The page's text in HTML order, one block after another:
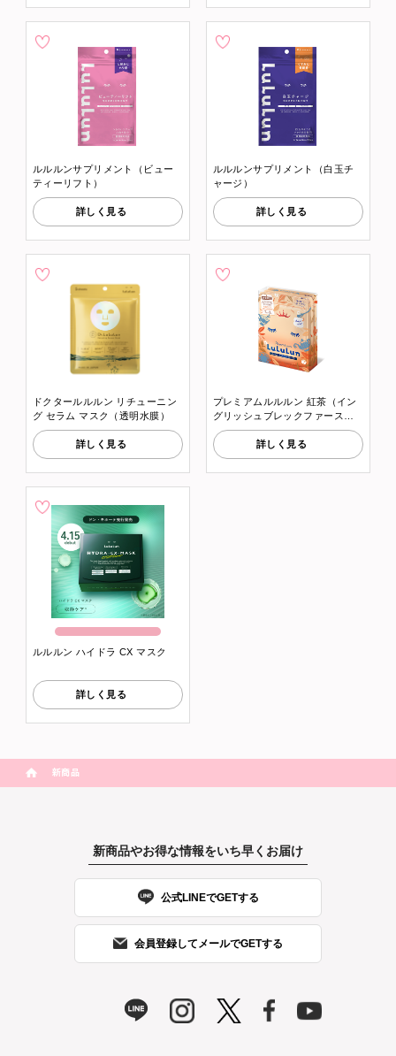
ルルルンサプリメント（ビュー
ティーリフト）
詳しく見る
ルルルンサプリメント（白玉チ
ャージ）
詳しく見る
ドクタールルルン リチューニン
グ セラム マスク（透明水膜）
詳しく見る
プレミアムルルルン 紅茶（イン
グリッシュブレックファースト
ティーの香り）
詳しく見る
ルルルン ハイドラ CX マスク
詳しく見る
新商品
新商品やお得な情報をいち早くお届け
公式LINEでGETする
会員登録してメールでGETする